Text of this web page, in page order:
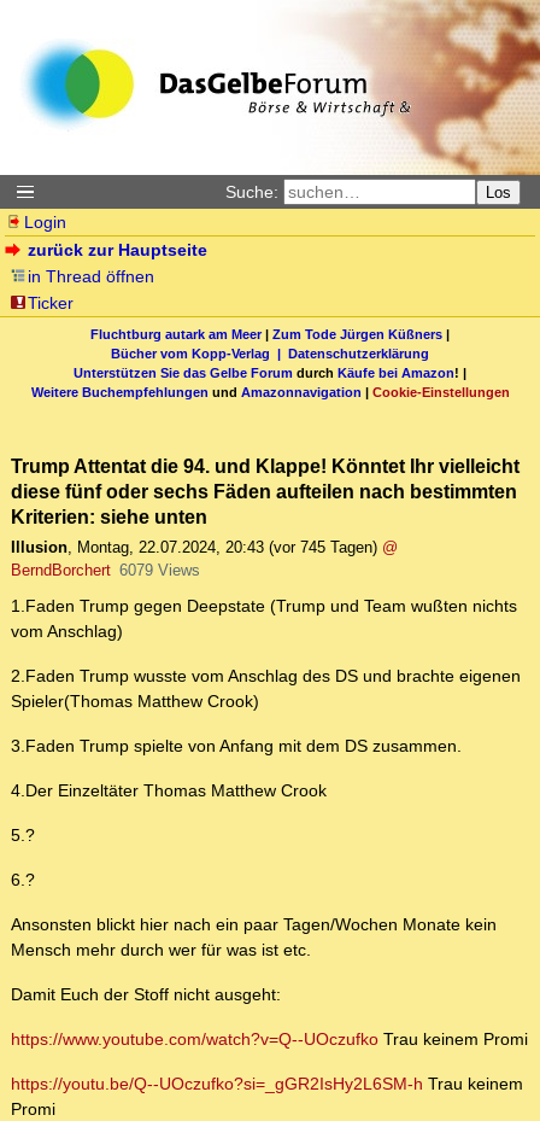
Suche: Los
Login
zurück zur Hauptseite
in Thread öffnen
Ticker
Fluchtburg autark am Meer| Zum Tode Jürgen Küßners |
Bücher vom Kopp-Verlag | Datenschutzerklärung
Unterstützen Sie das Gelbe Forum durch Käufe bei Amazon! |
Weitere Buchempfehlungen und Amazonnavigation | Cookie-Einstellungen
Trump Attentat die 94. und Klappe! Könntet Ihr vielleicht
diese fünf oder sechs Fäden aufteilen nach bestimmten
Kriterien: siehe unten
Illusion, Montag, 22.07.2024, 20:43 (vor 745 Tagen) @
BerndBorchert 6079 Views
1.Faden Trump gegen Deepstate (Trump und Team wußten nichts
vom Anschlag)
2.Faden Trump wusste vom Anschlag des DS und brachte eigenen
Spieler(Thomas Matthew Crook)
3.Faden Trump spielte von Anfang mit dem DS zusammen.
4.Der Einzeltäter Thomas Matthew Crook
5.?
6.?
Ansonsten blickt hier nach ein paar Tagen/Wochen Monate kein
Mensch mehr durch wer für was ist etc.
Damit Euch der Stoff nicht ausgeht:
https://www.youtube.com/watch?v=Q--UOczufko Trau keinem Promi
https://youtu.be/Q--UOczufko?si=_gGR2IsHy2L6SM-h Trau keinem
Promi